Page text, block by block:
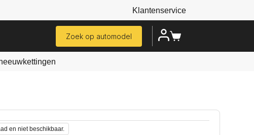
Klantenservice
Zoek op automodel
en niet beschikbaar.